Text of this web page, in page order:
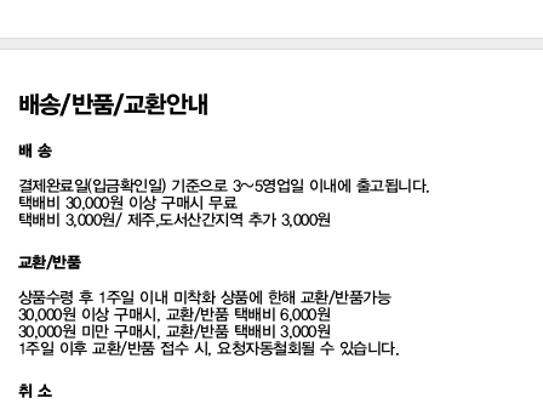
배송/반품/교환안내
배 송
결제완료일(입금확인일) 기준으로 3~5영업일 이내에 출고됩니다.
택배비 30,000원 이상 구매시 무료
택배비 3,000원/ 제주,도서산간지역 추가 3,000원
교환/반품
상품수령 후 1주일 이내 미착화 상품에 한해 교환/반품가능
30,000원 이상 구매시, 교환/반품 택배비 6,000원
30,000원 미만 구매시, 교환/반품 택배비 3,000원
1주일 이후 교환/반품 접수 시, 요청자동철회될 수 있습니다.
취 소